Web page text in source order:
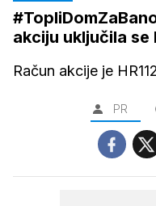
akciju uključila
Račun akcije je
PR